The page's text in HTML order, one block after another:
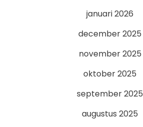
januari 2026
december 2025
november 2025
oktober 2025
september 2025
augustus 2025